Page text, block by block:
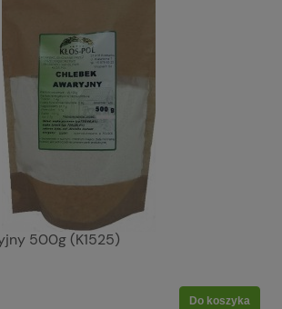
jasna typ 630 "KŁOS-POL" - 1kg
Do koszyka